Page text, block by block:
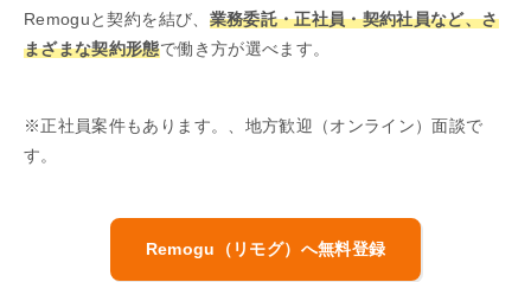
Remoguと契約を結び、 業務委託・正社員・契約社員など、さ
まざまな契約形態で働き方が選べます。
※正社員案件もあります。、地方歓迎（オンライン）面談で
す。
Remogu（リモグ）へ無料登録